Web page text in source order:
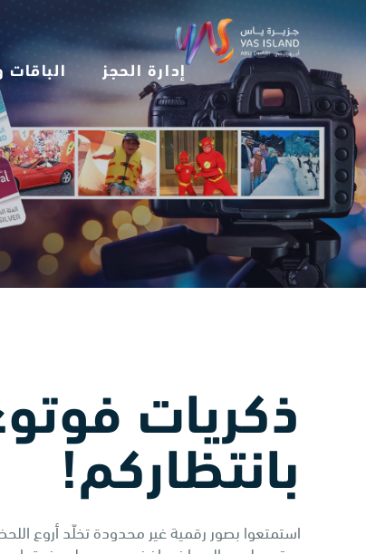
إدارة الحجز
ذكريات
بانتظاركم!
استمتعوا بصور رقمية غير محدودة تخلّد أروع